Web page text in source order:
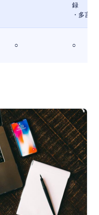
録
・多言語
○ ○